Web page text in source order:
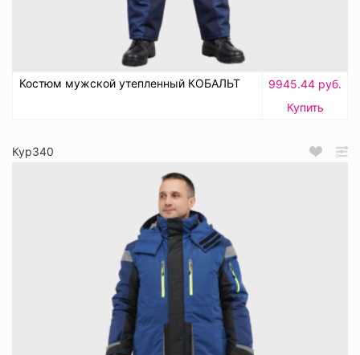
Костюм мужской утепленный КОБАЛЬТ
9945.44 руб.
Купить
Кур340